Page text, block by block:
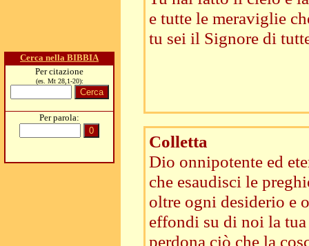
Cerca nella BIBBIA
Per citazione
(es. Mt 28,1-20):
Per parola:
e tutte le meraviglie
tu sei il Signore di
Colletta
Dio onnipotente ed
che esaudisci le
oltre ogni desiderio e
effondi su di noi la
perdona ciò che la